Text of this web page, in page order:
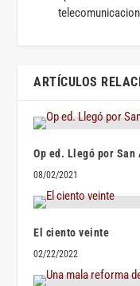
ARTÍCULOS
Op ed. Llegó por San
08/02/2021
El ciento veinte
02/22/2022